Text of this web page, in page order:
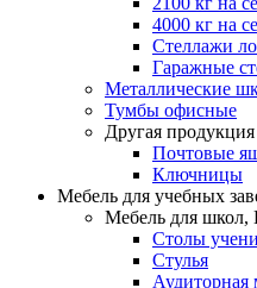
4000 кг на
Стеллажи
Гаражные
Металлические
Тумбы офисные
Другая продукция
Почтовые
Ключницы
Мебель для учебных
Мебель для школ,
Столы
Стулья
Аудиторная